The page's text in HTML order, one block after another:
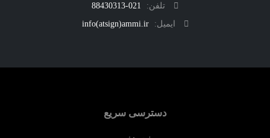
تلفن:
021-88430313
ایمیل:
info(atsign)ammi.ir
دسترسی سریع